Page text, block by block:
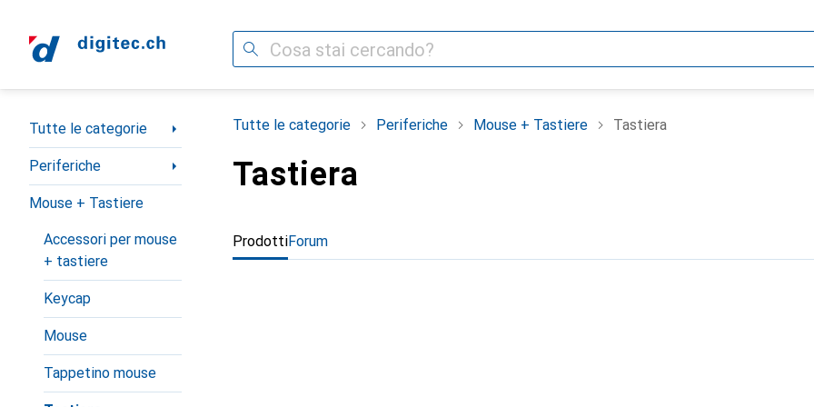
Cerca
Categoria Navigazione
Tutte le categorie
Periferiche
Mouse + Tastiere
Accessori per mouse
+ tastiere
Keycap
Mouse
Tappetino mouse
Tutte le categorie Periferiche Mouse + Tastiere Tastiera
Tastiera
ProdottiForum